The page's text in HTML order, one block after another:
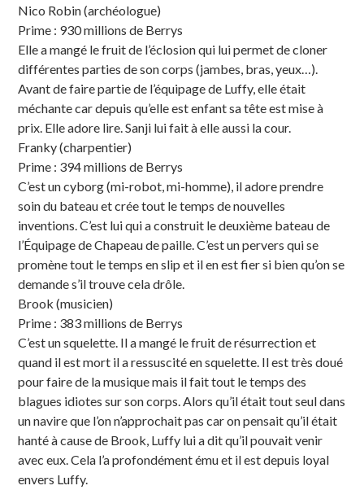
Nico Robin (archéologue)
Prime : 930 millions de Berrys
Elle a mangé le fruit de l’éclosion qui lui permet de cloner
différentes parties de son corps (jambes, bras, yeux…).
Avant de faire partie de l’équipage de Luffy, elle était
méchante car depuis qu’elle est enfant sa tête est mise à
prix. Elle adore lire. Sanji lui fait à elle aussi la cour.
Franky (charpentier)
Prime : 394 millions de Berrys
C’est un cyborg (mi-robot, mi-homme), il adore prendre
soin du bateau et crée tout le temps de nouvelles
inventions. C’est lui qui a construit le deuxième bateau de
l’Équipage de Chapeau de paille. C’est un pervers qui se
promène tout le temps en slip et il en est fier si bien qu’on se
demande s’il trouve cela drôle.
Brook (musicien)
Prime : 383 millions de Berrys
C’est un squelette. Il a mangé le fruit de résurrection et
quand il est mort il a ressuscité en squelette. Il est très doué
pour faire de la musique mais il fait tout le temps des
blagues idiotes sur son corps. Alors qu’il était tout seul dans
un navire que l’on n’approchait pas car on pensait qu’il était
hanté à cause de Brook, Luffy lui a dit qu’il pouvait venir
avec eux. Cela l’a profondément ému et il est depuis loyal
envers Luffy.